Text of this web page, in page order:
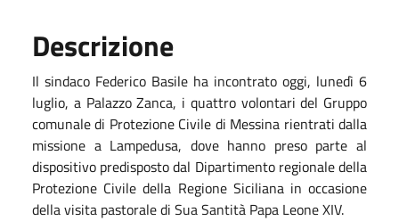
Descrizione
Il sindaco Federico Basile ha incontrato oggi, lunedì 6
luglio, a Palazzo Zanca, i quattro volontari del Gruppo
comunale di Protezione Civile di Messina rientrati dalla
missione a Lampedusa, dove hanno preso parte al
dispositivo predisposto dal Dipartimento regionale della
Protezione Civile della Regione Siciliana in occasione
della visita pastorale di Sua Santità Papa Leone XIV.